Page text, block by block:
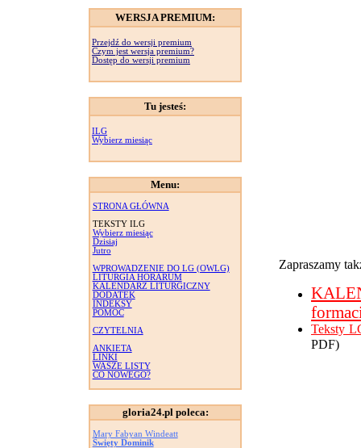
WERSJA PREMIUM:
Przejdź do wersji premium
Czym jest wersja premium?
Dostęp do wersji premium
Tu jesteś:
ILG
Wybierz miesiąc
Menu:
STRONA GŁÓWNA
TEKSTY ILG
Wybierz miesiąc
Dzisiaj
Jutro
WPROWADZENIE DO LG (OWLG)
LITURGIA HORARUM
KALENDARZ LITURGICZNY
DODATEK
INDEKSY
POMOC
CZYTELNIA
ANKIETA
LINKI
WASZE LISTY
CO NOWEGO?
gloria24.pl poleca:
Mary Fabyan Windeatt
Święty Dominik
Zapraszamy
Teksty
PDF)